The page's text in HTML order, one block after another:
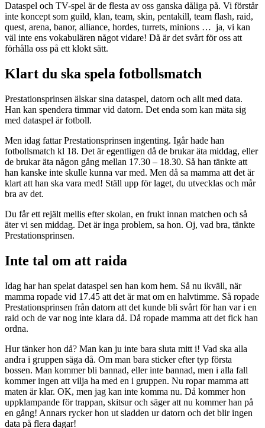
Dataspel och TV-spel är de flesta av oss ganska dåliga på. Vi förstår
inte koncept som guild, klan, team, skin, pentakill, team flash, raid,
quest, arena, banor, alliance, hordes, turrets, minions … ja, vi kan
väl inte ens vokabulären något vidare! Då är det svårt för oss att
förhålla oss på ett klokt sätt.
Klart du ska spela fotbollsmatch
Prestationsprinsen älskar sina dataspel, datorn och allt med data.
Han kan spendera timmar vid datorn. Det enda som kan mäta sig
med dataspel är fotboll.
Men idag fattar Prestationsprinsen ingenting. Igår hade han
fotbollsmatch kl 18. Det är egentligen då de brukar äta middag, eller
de brukar äta någon gång mellan 17.30 – 18.30. Så han tänkte att
han kanske inte skulle kunna var med. Men då sa mamma att det är
klart att han ska vara med! Ställ upp för laget, du utvecklas och mår
bra av det.
Du får ett rejält mellis efter skolan, en frukt innan matchen och så
äter vi sen middag. Det är inga problem, sa hon. Oj, vad bra, tänkte
Prestationsprinsen.
Inte tal om att raida
Idag har han spelat dataspel sen han kom hem. Så nu ikväll, när
mamma ropade vid 17.45 att det är mat om en halvtimme. Så ropade
Prestationsprinsen från datorn att det kunde bli svårt för han var i en
raid och de var nog inte klara då. Då ropade mamma att det fick han
ordna.
Hur tänker hon då? Man kan ju inte bara sluta mitt i! Vad ska alla
andra i gruppen säga då. Om man bara sticker efter typ första
bossen. Man kommer bli bannad, eller inte bannad, men i alla fall
kommer ingen att vilja ha med en i gruppen. Nu ropar mamma att
maten är klar. OK, men jag kan inte komma nu. Då kommer hon
uppklampande för trappan, skitsur och säger att nu kommer han på
en gång! Annars rycker hon ut sladden ur datorn och det blir ingen
data på flera dagar!